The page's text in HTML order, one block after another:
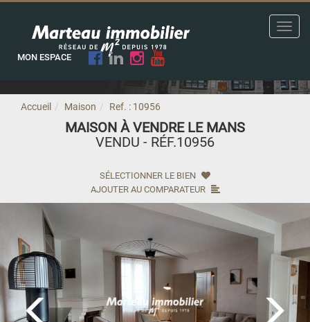
MON ESPACE
Accueil Maison Ref. : 10956
MAISON À VENDRE LE MANS
VENDU - RÉF.10956
SÉLECTIONNER LE BIEN
AJOUTER AU COMPARATEUR